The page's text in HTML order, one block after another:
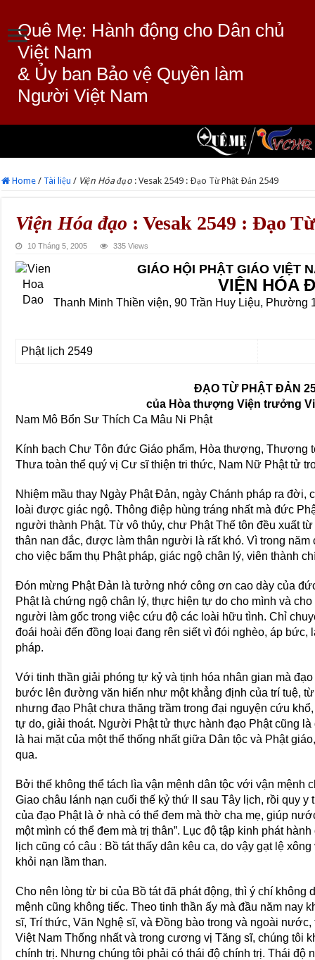
Quê Mẹ: Hành động cho Dân chủ
Việt Nam
& Ủy ban Bảo vệ Quyền làm
Người Việt Nam
Home / Tài liệu / Viện Hóa đạo : Vesak 2549 : Ðạo Từ Phật Ðản 2549
Viện Hóa đạo : Vesak 2549 : Ðạo
10 Tháng 5, 2005 335 Views
GIÁO HỘI PHẬT GIÁO VIỆT
VIỆN HÓA
Thanh Minh Thiền viện, 90 Trần Huy Liệu, Phường
Phật lịch 2549
ÐẠO TỪ PHẬT ÐẢN
của Hòa thượng Viện trưởng
Nam Mô Bổn Sư Thích Ca Mâu Ni Phật
Kính bạch Chư Tôn đức Giáo phẩm, Hòa thượng, Thượng
Thưa toàn thể quý vị Cư sĩ thiện tri thức, Nam Nữ Phật tử
Nhiệm mầu thay Ngày Phật Ðản, ngày Chánh pháp ra đời,
loài được giác ngộ. Thông điệp hùng tráng nhất mà đức
người thành Phật. Từ vô thủy, chư Phật Thế tôn đều xuất
thân nan đắc, được làm thân người là rất khó. Vì trong
cho việc bẩm thụ Phật pháp, giác ngộ chân lý, viên thành
Ðón mừng Phật Ðản là tưởng nhớ công ơn cao dày của
Phật là chứng ngộ chân lý, thực hiện tự do cho mình và
người làm gốc trong việc cứu độ các loài hữu tình. Chỉ
đoái hoài đến đồng loại đang rên siết vì đói nghèo, áp bức,
pháp.
Với tinh thần giải phóng tự kỷ và tịnh hóa nhân gian mà
bước lên đường văn hiến như một khẳng định của trí tuệ,
nhưng đạo Phật chưa thăng trầm trong đại nguyện cứu
tự do, giải thoát. Người Phật tử thực hành đạo Phật cũng
là hai mặt của một thể thống nhất giữa Dân tộc và Phật
qua.
Bởi thế không thể tách lìa vận mệnh dân tộc với vận mệnh
Giao châu lánh nạn cuối thế kỷ thứ II sau Tây lịch, rồi quy y
của đạo Phật là ở nhà có thể đem mà thờ cha mẹ, giúp
một mình có thể đem mà trị thân”. Lục độ tập kinh phát
lịch cũng có câu : Bồ tát thấy dân kêu ca, do vậy gạt lệ
khỏi nạn lầm than.
Cho nên lòng từ bi của Bồ tát đã phát động, thì ý chí không
mệnh cũng không tiếc. Theo tinh thần ấy mà đầu năm nay
sĩ, Trí thức, Văn Nghệ sĩ, và Ðồng bào trong và ngoài
Việt Nam Thống nhất và trong cương vị Tăng sĩ, chúng tôi
chính trị. Nhưng chúng tôi phải có thái độ chính trị. Thái độ